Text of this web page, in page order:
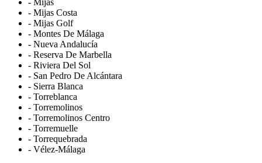
- Mijas
- Mijas Costa
- Mijas Golf
- Montes De Málaga
- Nueva Andalucía
- Reserva De Marbella
- Riviera Del Sol
- San Pedro De Alcántara
- Sierra Blanca
- Torreblanca
- Torremolinos
- Torremolinos Centro
- Torremuelle
- Torrequebrada
- Vélez-Málaga